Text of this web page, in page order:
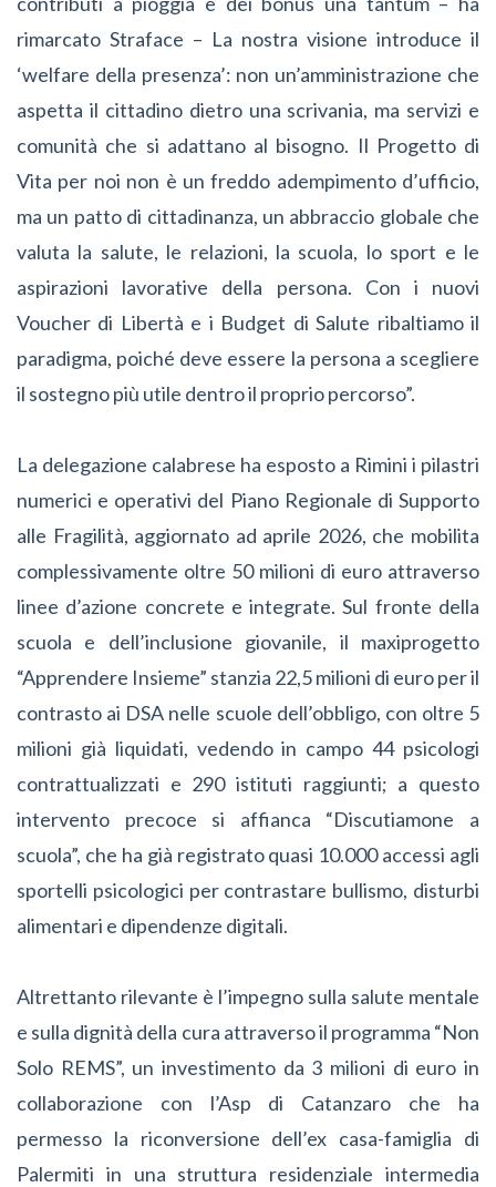
rimarcato Straface – La nostra visione introduce il
‘welfare della presenza’: non un’amministrazione che
aspetta il cittadino dietro una scrivania, ma servizi e
comunità che si adattano al bisogno. Il Progetto di
Vita per noi non è un freddo adempimento d’ufficio,
ma un patto di cittadinanza, un abbraccio globale che
valuta la salute, le relazioni, la scuola, lo sport e le
aspirazioni lavorative della persona. Con i nuovi
Voucher di Libertà e i Budget di Salute ribaltiamo il
paradigma, poiché deve essere la persona a scegliere
il sostegno più utile dentro il proprio percorso”.
La delegazione calabrese ha esposto a Rimini i pilastri
numerici e operativi del Piano Regionale di Supporto
alle Fragilità, aggiornato ad aprile 2026, che mobilita
complessivamente oltre 50 milioni di euro attraverso
linee d’azione concrete e integrate. Sul fronte della
scuola e dell’inclusione giovanile, il maxiprogetto
“Apprendere Insieme” stanzia 22,5 milioni di euro per il
contrasto ai DSA nelle scuole dell’obbligo, con oltre 5
milioni già liquidati, vedendo in campo 44 psicologi
contrattualizzati e 290 istituti raggiunti; a questo
intervento precoce si affianca “Discutiamone a
scuola”, che ha già registrato quasi 10.000 accessi agli
sportelli psicologici per contrastare bullismo, disturbi
alimentari e dipendenze digitali.
Altrettanto rilevante è l’impegno sulla salute mentale
e sulla dignità della cura attraverso il programma “Non
Solo REMS”, un investimento da 3 milioni di euro in
collaborazione con l’Asp di Catanzaro che ha
permesso la riconversione dell’ex casa-famiglia di
Palermiti in una struttura residenziale intermedia